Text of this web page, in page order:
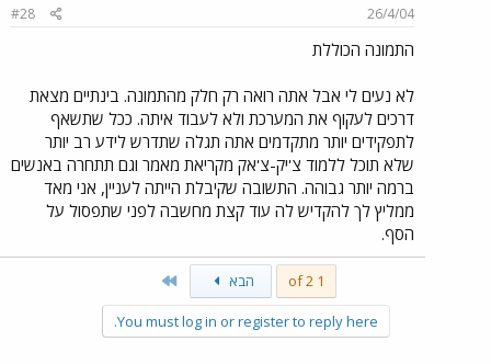
26/4/04
#28
התמונה הכוללת
לא נעים לי אבל אתה רואה רק חלק מהתמונה. בינתיים מצאת
דרכים לעקוף את המערכת ולא לעבוד איתה. ככל שתשאף
לתפקידים יותר מתקדמים אתה תגלה שתדרש לידע רב יותר
שלא תוכל ללמוד צ'יק-צ'אק מקריאת מאמר וגם תתחרה באנשים
ברמה יותר גבוהה. התשובה שקיבלת הייתה לעניין, אני מאד
ממליץ לך להקדיש לה עוד קצת מחשבה לפני שתפסול על
הסף.
1 of 2 הבא
You must log in or register to reply here.